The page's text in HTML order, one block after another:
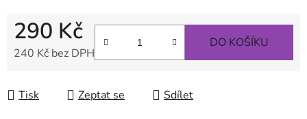
290 Kč
240 Kč bez DPH
DO KOŠÍKU
Tisk Zeptat se Sdílet